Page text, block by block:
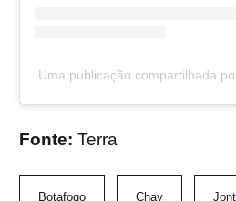
Uma publicação compartilhada
Fonte: Terra
Botafogo Chay